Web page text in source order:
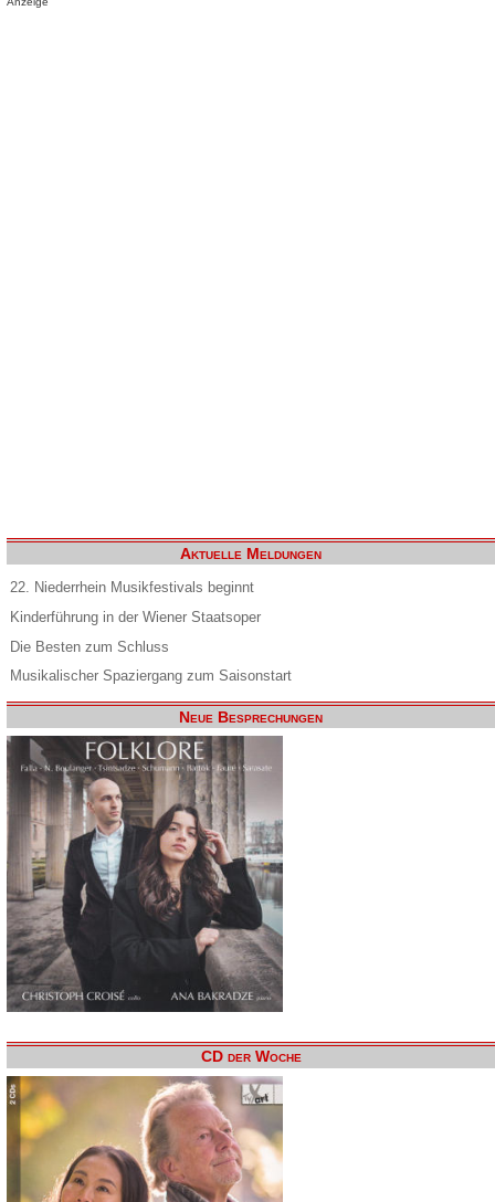
Aktuelle Meldungen
22. Niederrhein Musikfestivals beginnt
Kinderführung in der Wiener Staatsoper
Die Besten zum Schluss
Musikalischer Spaziergang zum Saisonstart
Neue Besprechungen
CD der Woche